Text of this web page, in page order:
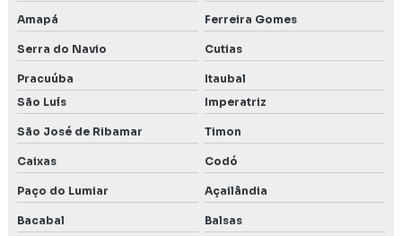
Amapá Ferreira Gomes
Serra do Navio Cutias
Pracuúba
Itaubal
São Luís
Imperatriz
São José de Ribamar Timon
Caixas Codó
Paço do Lumiar Açailândia
Bacabal Balsas